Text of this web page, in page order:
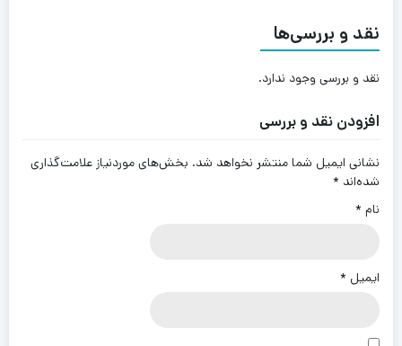
نقد و بررسی‌ها
نقد و بررسی وجود ندارد.
افزودن نقد و بررسی
نشانی ایمیل شما منتشر نخواهد شد. بخش‌های موردنیاز علامت‌گذاری
شده‌اند *
نام *
ایمیل *